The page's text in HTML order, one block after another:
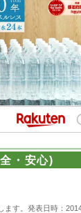
・安心)
ます。発表日時：